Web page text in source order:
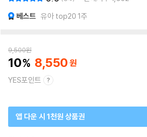
베스트 유아 top20 1주
9,500원
10 8,550
YES포인트
앱 다운 시 1천원 상품권